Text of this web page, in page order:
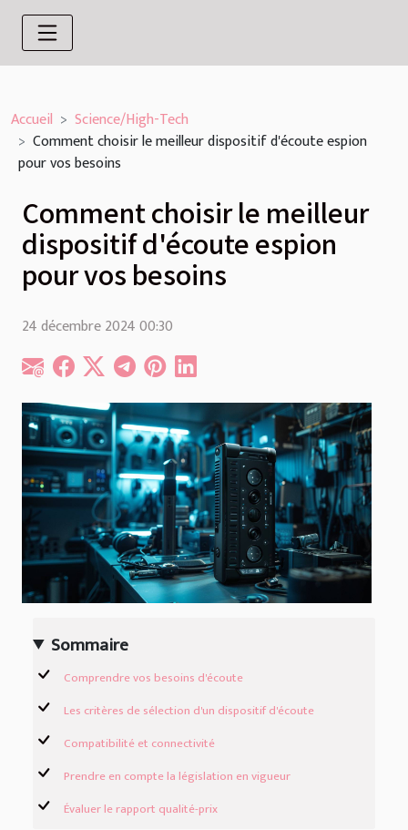
Accueil
Science/High-Tech
Comment choisir le meilleur dispositif d'écoute espion
pour vos besoins
Comment choisir le meilleur
dispositif d'écoute espion
pour vos besoins
24 décembre 2024 00:30
Sommaire
Comprendre vos besoins d'écoute
Les critères de sélection d'un dispositif d'écoute
Compatibilité et connectivité
Prendre en compte la législation en vigueur
Évaluer le rapport qualité-prix